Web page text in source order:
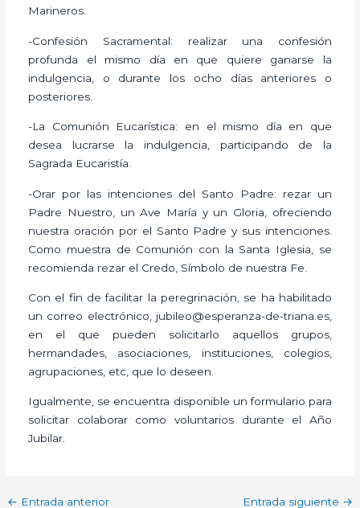
Marineros.
-Confesión Sacramental: realizar una confesión
profunda el mismo día en que quiere ganarse la
indulgencia, o durante los ocho días anteriores o
posteriores.
-La Comunión Eucarística: en el mismo día en que
desea lucrarse la indulgencia, participando de la
Sagrada Eucaristía.
-Orar por las intenciones del Santo Padre: rezar un
Padre Nuestro, un Ave María y un Gloria, ofreciendo
nuestra oración por el Santo Padre y sus intenciones.
Como muestra de Comunión con la Santa Iglesia, se
recomienda rezar el Credo, Símbolo de nuestra Fe.
Con el fin de facilitar la peregrinación, se ha habilitado
un correo electrónico, jubileo@esperanza-de-triana.es,
en el que pueden solicitarlo aquellos grupos,
hermandades, asociaciones, instituciones, colegios,
agrupaciones, etc, que lo deseen.
Igualmente, se encuentra disponible un formulario para
solicitar colaborar como voluntarios durante el Año
Jubilar.
← Entrada anterior Entrada siguiente →